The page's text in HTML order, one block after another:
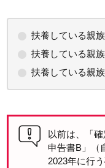
扶養している親
扶養している親
扶養している親
以前は、「
申告書B」（
2023年に行